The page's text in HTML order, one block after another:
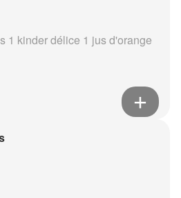
1 kinder délice 1 jus d'orange